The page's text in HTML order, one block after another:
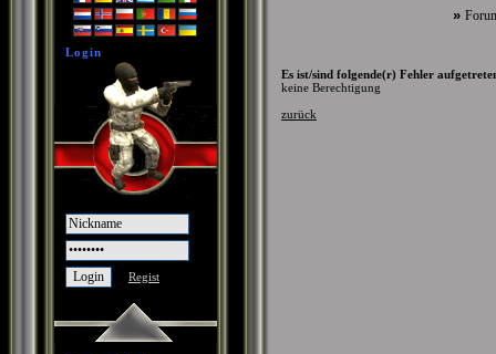
»
Login
Regist
Es ist/sind folgende(r) Fehler
keine Berechtigung
zurück